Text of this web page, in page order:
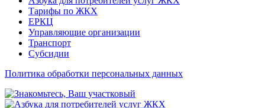
Тарифы по ЖКХ
ЕРКЦ
Управляющие организации
Транспорт
Субсидии
Политика обработки персональных данных